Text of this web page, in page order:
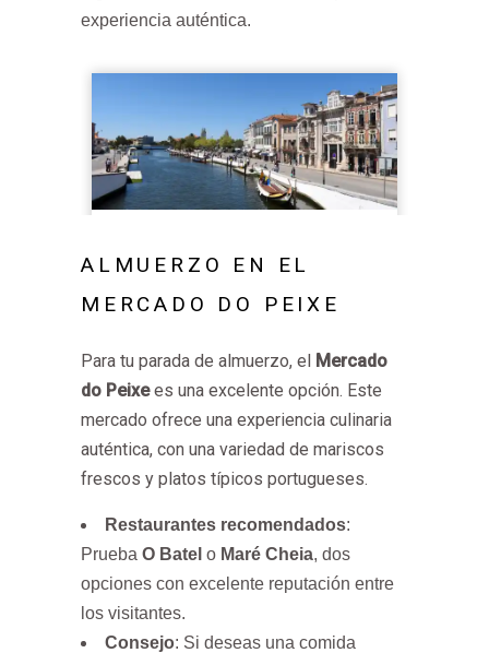
experiencia auténtica.
ALMUERZO EN EL
MERCADO DO PEIXE
Para tu parada de almuerzo, el Mercado
do Peixees una excelente opción. Este
mercado ofrece una experiencia culinaria
auténtica, con una variedad de mariscos
frescos y platos típicos portugueses.
Restaurantes recomendados:
Prueba O Batel o Maré Cheia, dos
opciones con excelente reputación entre
los visitantes.
Consejo: Si deseas una comida